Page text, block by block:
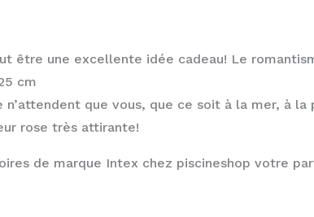
être une excellente idée cadeau! Le
cm
que vous, que ce soit à la mer, à la
rose très attirante!
de marque Intex chez piscineshop votre